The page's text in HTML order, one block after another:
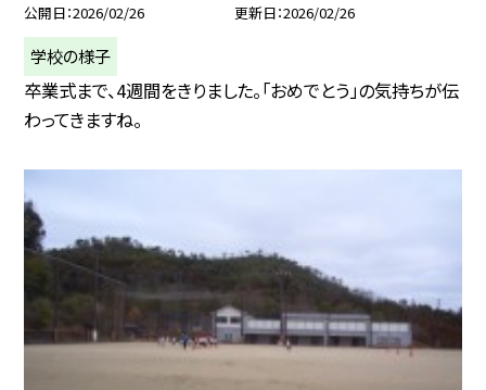
公開日 2026/02/26 更新日 2026/02/26
学校の様子
卒業式まで、4週間をきりました。「おめでとう」の気持ちが伝
わってきますね。